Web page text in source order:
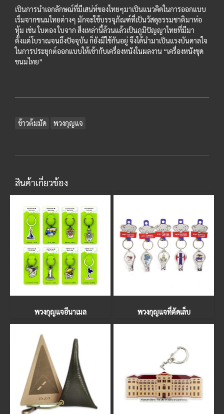
เป็นการนำเอกลักษณ์ที่มีเสน่ห์ของไทยๆมาเป็นแนวคิดในการออกแบบ
เริ่มจากขนมไทยต่างๆ มักจะใช้บรรจุภัณฑ์ที่เป็นวัสดุธรรมชาติมาห่อ
หุ้ม เช่น ใบตอง ใบจาก สิ่งเหล่านี้ล้วนแล้วเป็นภูมิปัญญาไทยที่มีมา
ตั้งแต่โบราณจนถึงปัจจุบัน ก็ยังมีใช้กันอยู่ จึงได้นำมาเป็นแรงบันดาลใจ
ในการประยุกต์ออกแบบให้เข้ากับเครื่องหนังในผลงาน “เครื่องหนังชุด
ขนมไทย”
ข้าวต้มมัด พวงกุญแจ
สินค้าเกี่ยวข้อง
พวงกุญแจอีนาเมล พวงกุญแจที่ตัดเล็บ